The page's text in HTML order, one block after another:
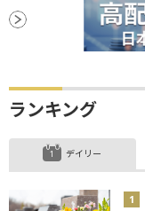
ランキング
デイリー